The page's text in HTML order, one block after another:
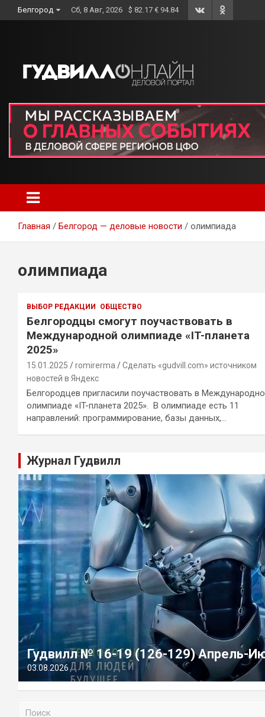
to
Белгород Сб, 8 Авг, 2026 $ 82.17 € 94.84
Главная Белгород — деловые новости олимпиада
олимпиада
ВЫБОР РЕДАКЦИИ ОБЩЕСТВО
Белгородцы смогут поучаствовать в
Международной олимпиаде «IT-планета
2025»
15.01.2025 romirerma
Сделать «gudvill.com» источником
новостей в Яндекс
Белгородцев пригласили поучаствовать в
олимпиаде «IT-планета 2025». В олимпиаде есть 11
направлений: программирование, базы данных,…
Журнал Гудвилл
Гудвилл № 16-19 (126-129) Апрель-
03.08.2026